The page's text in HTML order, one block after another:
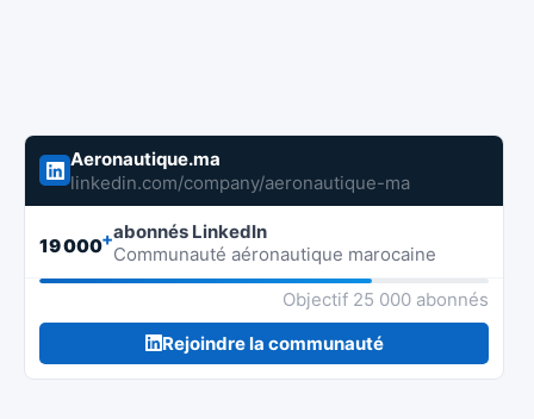
Aeronautique.ma
linkedin.com/company/aeronautique-ma
19 000+abonnés LinkedIn
Communauté aéronautique marocaine
Objectif 25 000 abonnés
Rejoindre la communauté